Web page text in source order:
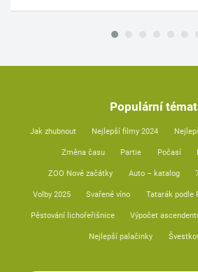
Populární
Jak zhubnout Nejlepší filmy 2024
Změna času Partie Počasí
ZOO Nové začátky Auto – katalog
Volby 2025 Svařené víno Tatarák podle
Pěstování lichořeřišnice Výpočet
Nejlepší palačinky